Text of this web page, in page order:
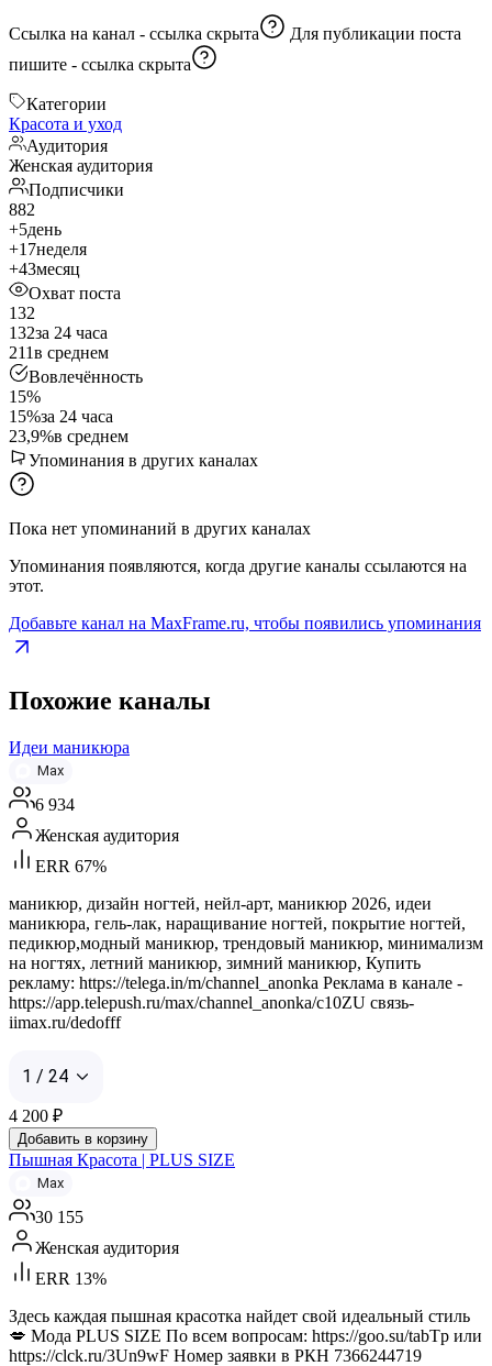
Ссылка на канал - ссылка скрыта
пишите - ссылка скрыта
Категории
Красота и уход
Аудитория
Женская аудитория
Подписчики
882
+5день
+17неделя
+43месяц
Охват поста
132
132за 24 часа
211в среднем
Вовлечённость
15%
15%за 24 часа
23,9%в среднем
Упоминания в других каналах
Пока нет упоминаний в других каналах
Упоминания появляются, когда другие каналы ссылаются на
этот.
Добавьте канал на MaxFrame.ru, чтобы появились упоминания
Похожие каналы
Идеи маникюра
Max
6 934
Женская аудитория
ERR 67%
маникюр, дизайн ногтей, нейл-арт, маникюр 2026, идеи
маникюра, гель-лак, наращивание ногтей, покрытие ногтей,
педикюр,модный маникюр, трендовый маникюр, минимализм
на ногтях, летний маникюр, зимний маникюр, Купить
рекламу: https://telega.in/m/channel_anonka Реклама в канале -
https://app.telepush.ru/max/channel_anonka/c10ZU связь-
iimax.ru/dedofff
1 / 24
4 200 ₽
Добавить в корзину
Пышная Красота | PLUS SIZE
Max
30 155
Женская аудитория
ERR 13%
Здесь каждая пышная красотка найдет свой идеальный стиль
💋 Мода PLUS SIZE По всем вопросам: https://goo.su/tabTp или
https://clck.ru/3Un9wF Номер заявки в РКН 7366244719